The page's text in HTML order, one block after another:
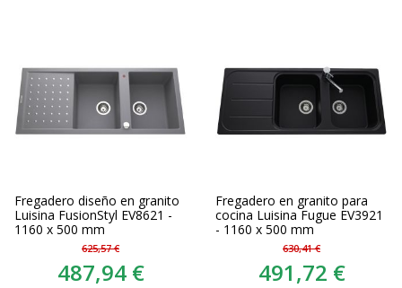
Fregadero diseño en granito
Luisina FusionStyl EV8621 -
1160 x 500 mm
625,57 €
487,94 €
Fregadero en granito para
cocina Luisina Fugue EV3921
- 1160 x 500 mm
630,41 €
491,72 €